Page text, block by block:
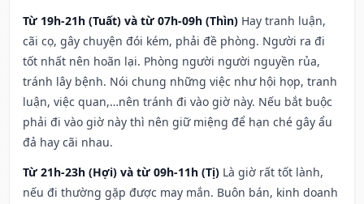
Từ 19h-21h (Tuất) và từ 07h-09h (Thìn) Hay tranh luận,
cãi cọ, gây chuyện đói kém, phải đề phòng. Người ra đi
tốt nhất nên hoãn lại. Phòng người người nguyền rủa,
tránh lây bệnh. Nói chung những việc như hội họp, tranh
luận, việc quan,…nên tránh đi vào giờ này. Nếu bắt buộc
phải đi vào giờ này thì nên giữ miệng để hạn ché gây ẩu
đả hay cãi nhau.
Từ 21h-23h (Hợi) và từ 09h-11h (Tị) Là giờ rất tốt lành,
nếu đi thường gặp được may mắn. Buôn bán, kinh doanh